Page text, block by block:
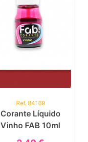
Ref. 84169
Corante Líquido
Vinho FAB 10ml